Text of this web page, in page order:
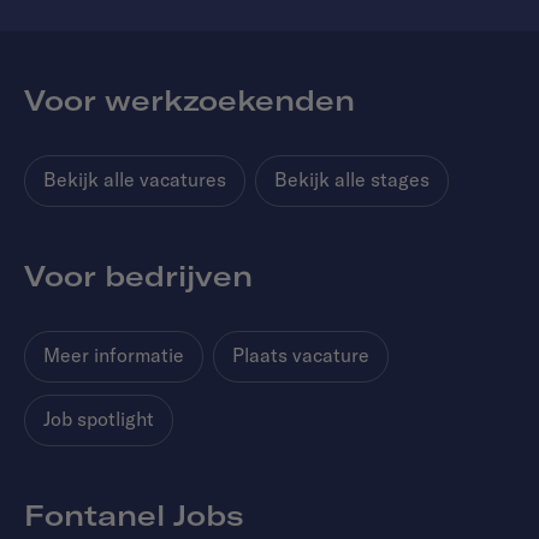
Voor werkzoekenden
Bekijk alle vacatures Bekijk alle stages
Voor bedrijven
Meer informatie Plaats vacature
Job spotlight
Fontanel Jobs